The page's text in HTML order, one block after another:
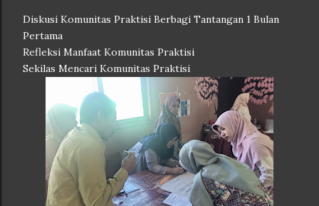
Diskusi Komunitas Praktisi Berbagi Tantangan 1 Bulan
Pertama
Refleksi Manfaat Komunitas Praktisi
Sekilas Mencari Komunitas Praktisi